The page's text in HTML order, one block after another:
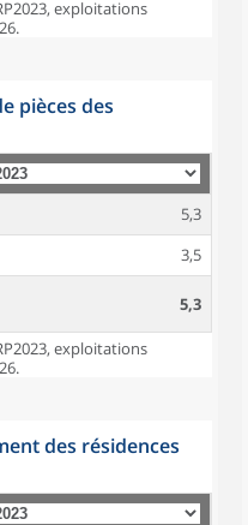
exploitations
pièces des
5,3
3,5
5,3
exploitations
des résidences